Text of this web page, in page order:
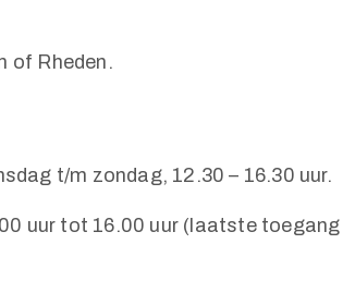
of Rheden.
t/m zondag, 12.30 – 16.30 uur.
uur tot 16.00 uur (laatste